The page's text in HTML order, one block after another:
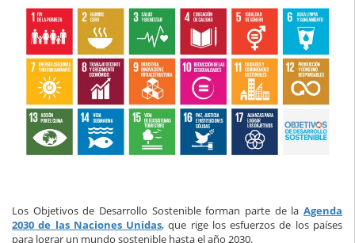
Los Objetivos de Desarrollo Sostenible forman parte de la Agenda
2030 de las Naciones Unidas, que rige los esfuerzos de los países
para lograr un mundo sostenible hasta el año 2030.